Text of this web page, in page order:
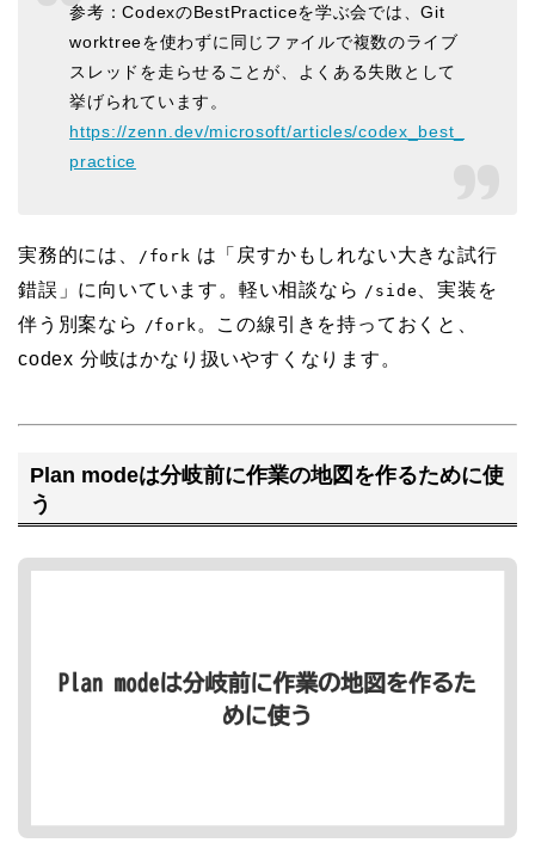
参考：CodexのBestPracticeを学ぶ会では、Git
worktreeを使わずに同じファイルで複数のライブ
スレッドを走らせることが、よくある失敗として
挙げられています。
https://zenn.dev/microsoft/articles/codex_best_
practice
実務的には、 /fork は「戻すかもしれない大きな試行
錯誤」に向いています。軽い相談なら /side
、実装を
伴う別案なら
/fork 。この線引きを持っておくと、
codex 分岐はかなり扱いやすくなります。
Plan modeは分岐前に作業の地図を作るために使
う